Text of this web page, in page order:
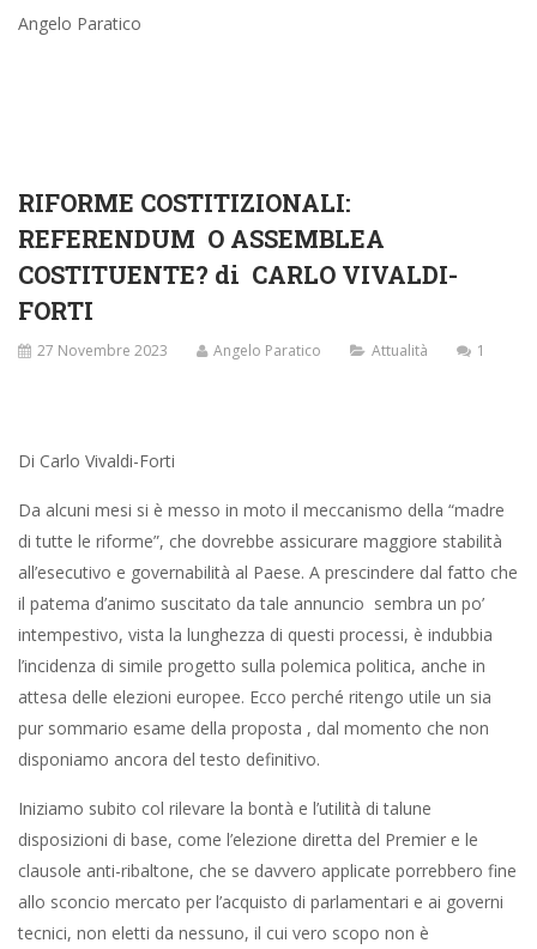
Angelo Paratico
RIFORME COSTITIZIONALI:
REFERENDUM O ASSEMBLEA
COSTITUENTE? di CARLO VIVALDI-
FORTI
27 Novembre 2023 Angelo Paratico Attualità 1
Di Carlo Vivaldi-Forti
Da alcuni mesi si è messo in moto il meccanismo della “madre
di tutte le riforme”, che dovrebbe assicurare maggiore stabilità
all’esecutivo e governabilità al Paese. A prescindere dal fatto che
il patema d’animo suscitato da tale annuncio sembra un po’
intempestivo, vista la lunghezza di questi processi, è indubbia
l’incidenza di simile progetto sulla polemica politica, anche in
attesa delle elezioni europee. Ecco perché ritengo utile un sia
pur sommario esame della proposta , dal momento che non
disponiamo ancora del testo definitivo.
Iniziamo subito col rilevare la bontà e l’utilità di talune
disposizioni di base, come l’elezione diretta del Premier e le
clausole anti-ribaltone, che se davvero applicate porrebbero fine
allo sconcio mercato per l’acquisto di parlamentari e ai governi
tecnici, non eletti da nessuno, il cui vero scopo non è